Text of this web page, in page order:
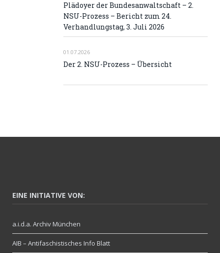
Plädoyer der Bundesanwaltschaft – 2.
NSU-Prozess – Bericht zum 24.
Verhandlungstag, 3. Juli 2026
01.07.2026
Der 2. NSU-Prozess – Übersicht
EINE INITIATIVE VON:
a.i.d.a. Archiv München
AIB – Antifaschistisches Info Blatt